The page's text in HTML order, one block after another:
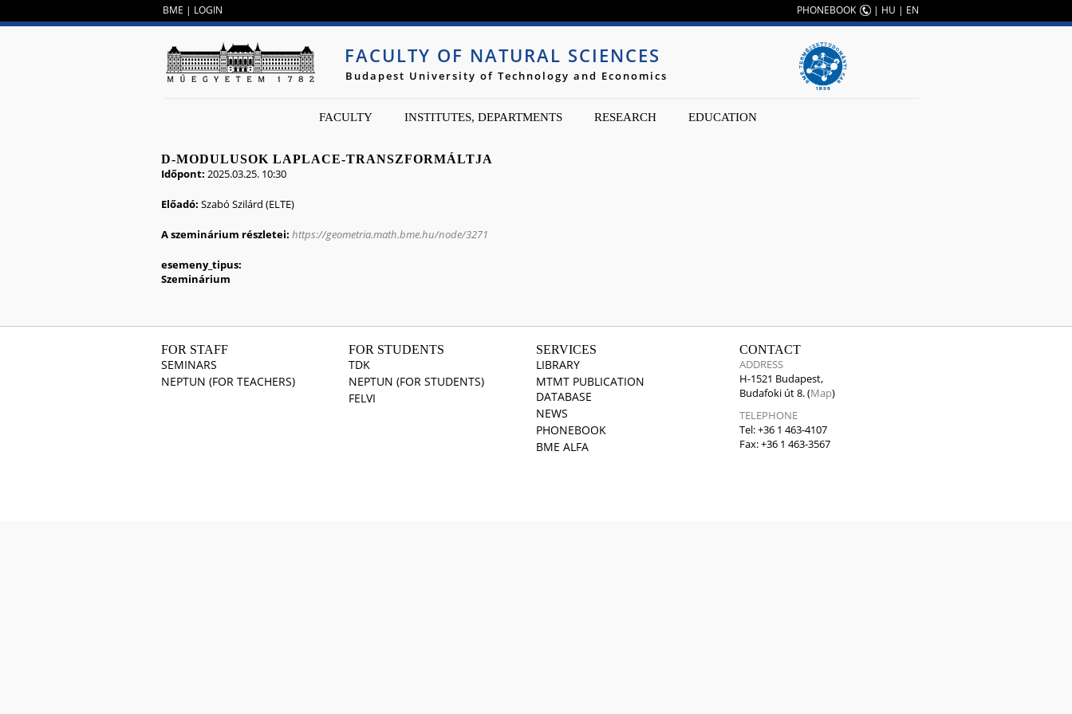
BME | LOGIN PHONEBOOK | HU | EN
FACULTY OF NATURAL SCIENCES
Budapest University of Technology and Economics
FACULTY INSTITUTES, DEPARTMENTS RESEARCH EDUCATION
D-MODULUSOK LAPLACE-TRANSZFORMÁLTJA
Időpont: 2025.03.25. 10:30
Előadó: Szabó Szilárd (ELTE)
A szeminárium részletei: https://geometria.math.bme.hu/node/3271
esemeny_tipus:
Szeminárium
FOR STAFF
SEMINARS
NEPTUN (FOR TEACHERS)
FOR STUDENTS
TDK
NEPTUN (FOR STUDENTS)
FELVI
SERVICES
LIBRARY
MTMT PUBLICATION
DATABASE
NEWS
PHONEBOOK
BME ALFA
CONTACT
ADDRESS
H-1521 Budapest,
Budafoki út 8. (Map)
TELEPHONE
Tel: +36 1 463-4107
Fax: +36 1 463-3567